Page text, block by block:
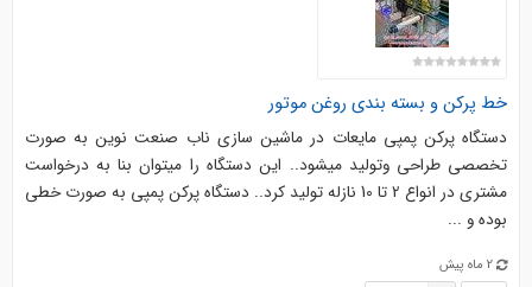
خط پرکن و بسته بندی روغن موتور
دستگاه پرکن پمپی مایعات در ماشین سازی ناب صنعت نوین به صورت
تخصصی طراحی وتولید میشود.. این دستگاه را میتوان بنا به درخواست
مشتری در انواع 2 تا 10 نازله تولید کرد.. دستگاه پرکن پمپی به صورت خطی
بوده و ...
2 ماه پیش